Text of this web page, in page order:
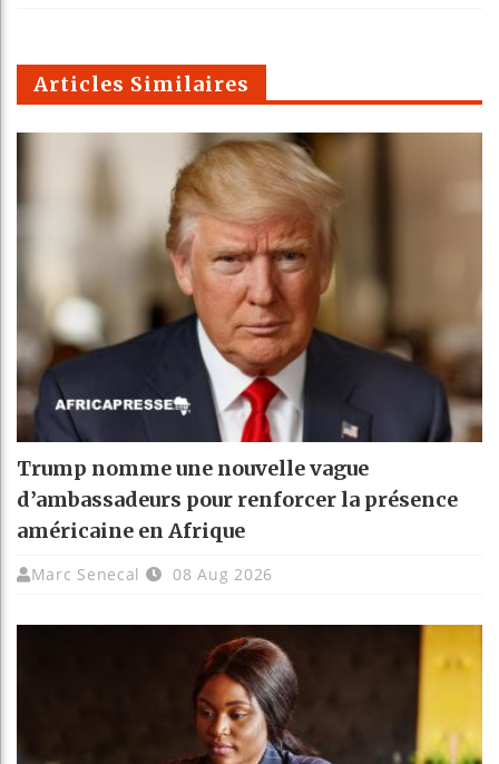
m
Articles Similaires
Trump nomme une nouvelle vague
d’ambassadeurs pour renforcer la présence
américaine en Afrique
Marc Senecal 08 Aug 2026